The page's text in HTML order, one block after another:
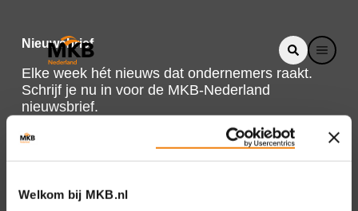
Welkom bij MKB.nl
Nieuwsbrief
Elke week hét nieuws dat ondernemers raakt.
Schrijf je nu in voor de MKB-Nederland
nieuwsbrief.